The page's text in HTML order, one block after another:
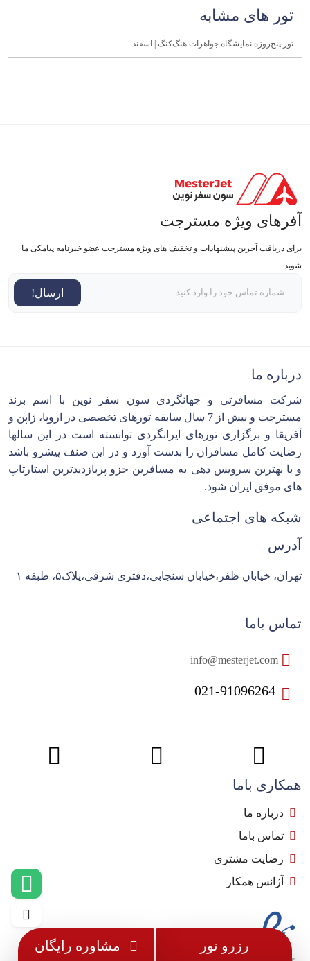
تور های مشابه
تور پنج‌روزه نمایشگاه جواهرات هنگ‌کنگ | اسفند
رزرو تور مشاوره رایگان
آفرهای ویژه مسترجت
برای دریافت آخرین پیشنهادات و تخفیف های ویژه مسترجت عضو خبرنامه پیامکی ما
شوید.
ارسال!
درباره ما
شرکت مسافرتی و جهانگردی سون سفر نوین با اسم برند
مسترجت و بیش از 7 سال سابقه تورهای تخصصی در اروپا، ژاپن و
آفریقا و برگزاری تورهای ایرانگردی توانسته است در این سالها
رضایت کامل مسافران را بدست آورد و در این صنف پیشرو باشد
و با بهترین سرویس دهی به مسافرین جزو پربازدیدترین استارتاپ
های موفق ایران شود.
شبکه های اجتماعی
آدرس
تهران، خیابان ظفر،خیابان سنجابی،دفتری شرقی،پلاک۵، طبقه ۱
تماس باما
021-91096264
همکاری باما
درباره ما
تماس باما
رضایت مشتری
آژانس همکار